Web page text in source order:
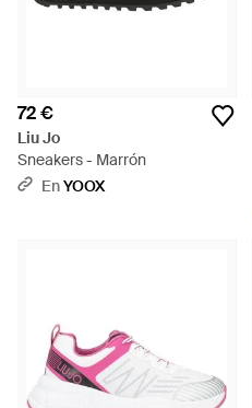
72 €
Liu Jo
Sneakers - Marrón
EnYOOX